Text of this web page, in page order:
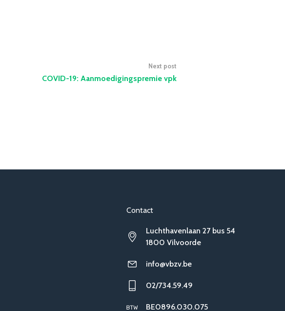
Next post
COVID-19: Aanmoedigingspremie vpk
Contact
Luchthavenlaan 27 bus 54
1800 Vilvoorde
info@vbzv.be
02/734.59.49
BE0896.030.075